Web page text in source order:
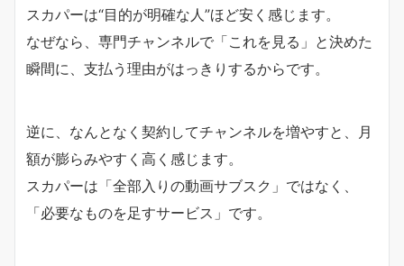
スカパーは“目的が明確な人”ほど安く感じます。
なぜなら、専門チャンネルで「これを見る」と決めた
瞬間に、支払う理由がはっきりするからです。
逆に、なんとなく契約してチャンネルを増やすと、月
額が膨らみやすく高く感じます。
スカパーは「全部入りの動画サブスク」ではなく、
「必要なものを足すサービス」です。